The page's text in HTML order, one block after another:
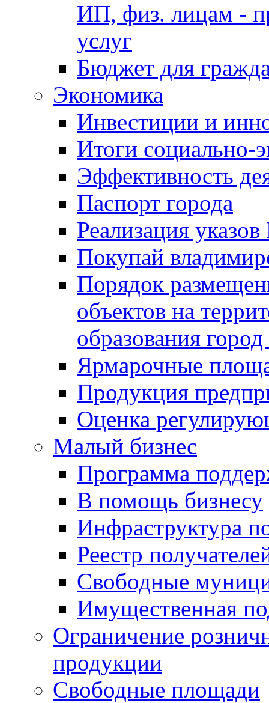
ИП, физ. лицам -
услуг
Бюджет для
Экономика
Инвестиции и
Итоги социально-
Эффективность
Паспорт города
Реализация
Покупай
Порядок
объектов на
образования
Ярмарочные
Продукция
Оценка
Малый бизнес
Программа
В помощь бизнесу
Инфраструктура
Реестр
Свободные
Имущественная
Ограничение
продукции
Свободные площади